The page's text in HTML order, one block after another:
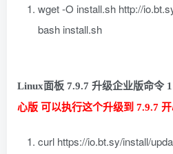
wget -O install.sh http://
bash install.sh
Linux面板 7.9.7 升级企业版命令 1
心版 可以执行这个升级到 7.9.7 开
curl https://io.bt.sy/install/